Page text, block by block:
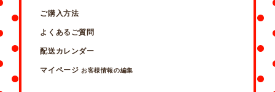
ご購入方法
よくあるご質問
配送カレンダー
マイページ お客様情報の編集